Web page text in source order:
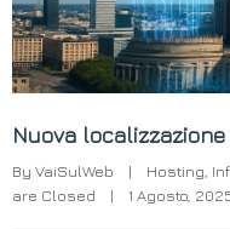
Nuova
By VaiSulWeb | Hosting
are Closed
| 1 Agosto,